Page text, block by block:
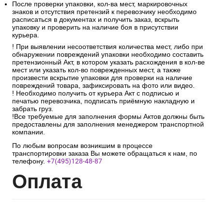
После проверки упаковки, кол-ва мест, маркировочных
знаков и отсутствия претензий к перевозчику необходимо
расписаться в документах и получить заказ, вскрыть
упаковку и проверить на наличие боя в присутствии
курьера.
! При выявлении несоответствия количества мест, либо при
обнаружении повреждений упаковки необходимо составить
претензионный Акт, в котором указать расхождения в кол-ве
мест или указать кол-во поврежденных мест, а также
произвести вскрытие упаковки для проверки на наличие
повреждений товара, зафиксировать на фото или видео.
! Необходимо получить от курьера Акт с подписью и
печатью перевозчика, подписать приёмную накладную и
забрать груз.
!Все требуемые для заполнения формы Актов должны быть
предоставлены для заполнения менеджером транспортной
компании.
По любым вопросам возникшим в процессе
транспортировки заказа Вы можете обращаться к нам, по
телефону. +7(495)128-48-87
Оплата